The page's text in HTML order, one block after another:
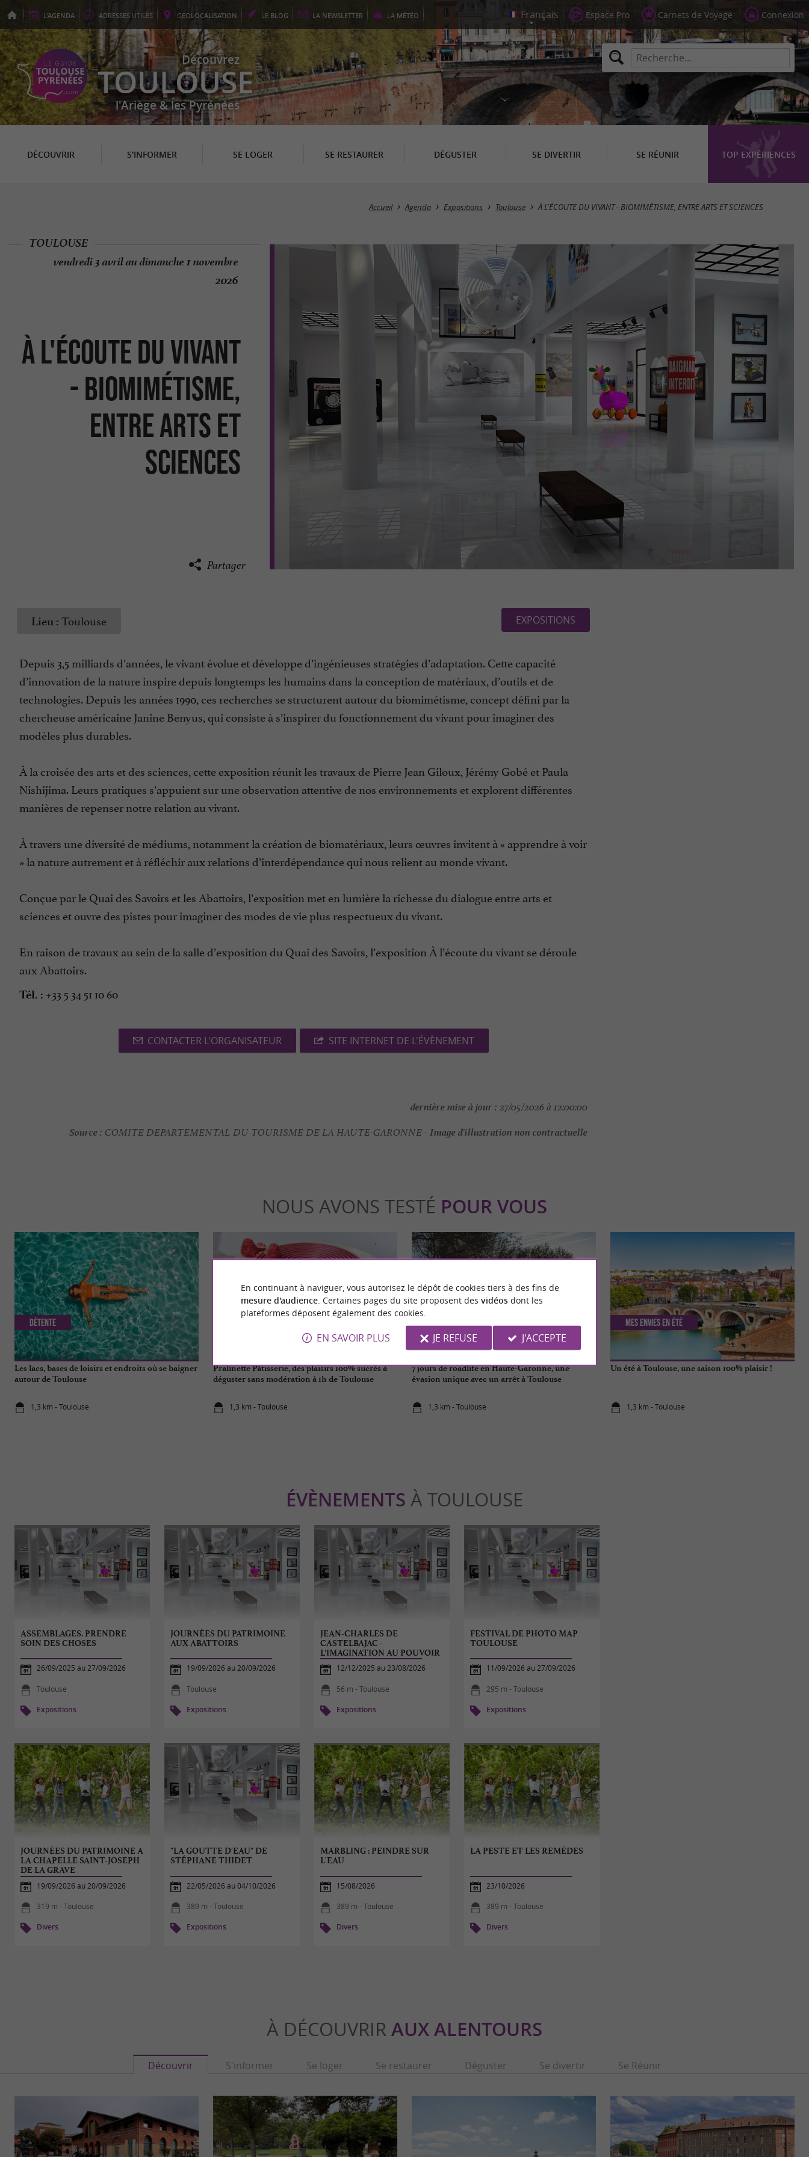
L'AGENDA ADRESSES UTILES GEOLOCALISATION LE BLOG LA NEWSLETTER LA MÉTÉO Espace Pro Carnets de Voyage Connexion
Découvrez
TOULOUSE
l'Ariège & les Pyrénées
DÉCOUVRIR S'INFORMER SE LOGER SE RESTAURER DÉGUSTER SE DIVERTIR SE RÉUNIR TOP EXPÉRIENCES
Accueil Agenda Expositions Toulouse À L'ÉCOUTE DU VIVANT - BIOMIMÉTISME, ENTRE ARTS ET SCIENCES
À L'ÉCOUTE DU VIVANT
- BIOMIMÉTISME,
ENTRE ARTS ET
SCIENCES
TOULOUSE
vendredi 3 avril au dimanche 1 novembre
2026
Partager
Lieu : Toulouse EXPOSITIONS
Depuis 3,5 milliards d’années, le vivant évolue et développe d’ingénieuses stratégies d’adaptation. Cette capacité
d’innovation de la nature inspire depuis longtemps les humains dans la conception de matériaux, d’outils et de
technologies. Depuis les années 1990, ces recherches se structurent autour du biomimétisme, concept défini par la
chercheuse américaine Janine Benyus, qui consiste à s’inspirer du fonctionnement du vivant pour imaginer des
modèles plus durables.
À la croisée des arts et des sciences, cette exposition réunit les travaux de Pierre Jean Giloux, Jérémy Gobé et Paula
Nishijima. Leurs pratiques s’appuient sur une observation attentive de nos environnements et explorent différentes
manières de repenser notre relation au vivant.
À travers une diversité de médiums, notamment la création de biomatériaux, leurs œuvres invitent à « apprendre à voir
» la nature autrement et à réfléchir aux relations d’interdépendance qui nous relient au monde vivant.
Conçue par le Quai des Savoirs et les Abattoirs, l’exposition met en lumière la richesse du dialogue entre arts et
sciences et ouvre des pistes pour imaginer des modes de vie plus respectueux du vivant.
En raison de travaux au sein de la salle d’exposition du Quai des Savoirs, l’exposition À l’écoute du vivant se déroule
aux Abattoirs.
Tél. : +33 5 34 51 10 60
CONTACTER L'ORGANISATEUR SITE INTERNET DE L'ÉVÈNEMENT
dernière mise à jour : 27/05/2026 à 12:00:00
Source : COMITE DEPARTEMENTAL DU TOURISME DE LA HAUTE-GARONNE -Image d'illustration non contractuelle
NOUS AVONS TESTÉ POUR VOUS
Les lacs, bases de loisirs et endroits où se baigner
autour de Toulouse
1,3 km - Toulouse
Détente
Pralinette Pâtisserie, des plaisirs 100% sucrés à
déguster sans modération à 1h de Toulouse
1,3 km - Toulouse
7 jours de roadlife en Haute-Garonne, une
évasion unique avec un arrêt à Toulouse
1,3 km - Toulouse
Un été à Toulouse, une saison 100% plaisir !
1,3 km - Toulouse
Mes envies en été
ÉVÈNEMENTS À TOULOUSE
ASSEMBLAGES. PRENDRE
SOIN DES CHOSES
26/09/2025 au 27/09/2026
Toulouse
Expositions
JOURNÉES DU PATRIMOINE
AUX ABATTOIRS
19/09/2026 au 20/09/2026
Toulouse
Expositions
JEAN-CHARLES DE
CASTELBAJAC -
L’IMAGINATION AU POUVOIR
12/12/2025 au 23/08/2026
56 m - Toulouse
Expositions
FESTIVAL DE PHOTO MAP
TOULOUSE
11/09/2026 au 27/09/2026
295 m - Toulouse
Expositions
JOURNÉES DU PATRIMOINE A
LA CHAPELLE SAINT-JOSEPH
DE LA GRAVE
19/09/2026 au 20/09/2026
319 m - Toulouse
Divers
"LA GOUTTE D'EAU" DE
STÉPHANE THIDET
22/05/2026 au 04/10/2026
389 m - Toulouse
Expositions
MARBLING : PEINDRE SUR
L'EAU
15/08/2026
389 m - Toulouse
Divers
LA PESTE ET LES REMÈDES
23/10/2026
389 m - Toulouse
Divers
À DÉCOUVRIR AUX ALENTOURS
Découvrir S'informer Se loger Se restaurer Déguster Se divertir Se Réunir
En continuant à naviguer, vous autorisez le dépôt de cookies tiers à des fins de
mesure d'audience. Certaines pages du site proposent des vidéosdont les
plateformes déposent également des cookies.
EN SAVOIR PLUS JE REFUSE J'ACCEPTE